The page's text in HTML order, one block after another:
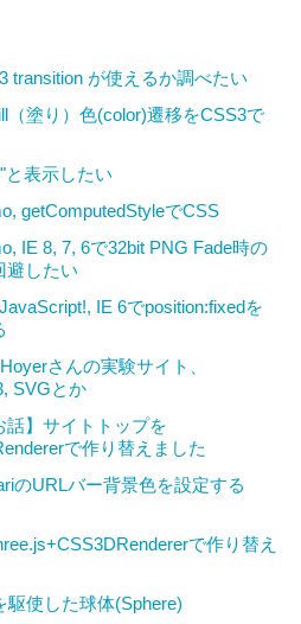
transition が使えるか調べたい
（塗り）色(color)遷移をCSS3で
と表示したい
getComputedStyleでCSS
IE 8, 7, 6で32bit PNG Fade時の
避したい
IE 6でposition:fixedを
さんの実験サイト、
SVGとか
話】サイトトップを
で作り替えました
のURLバー背景色を設定する
で作り替え
駆使した球体(Sphere)